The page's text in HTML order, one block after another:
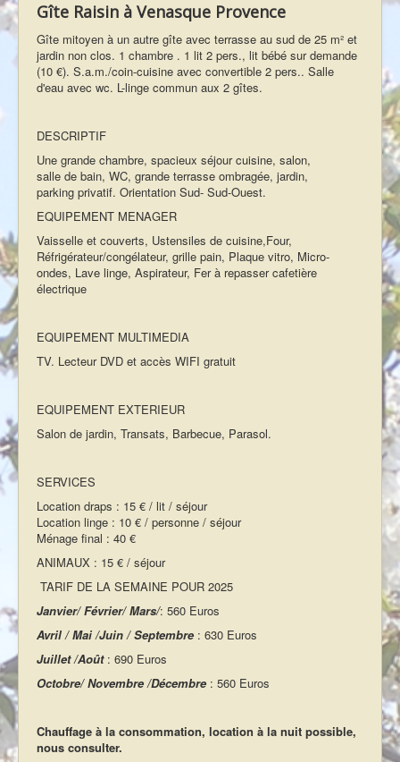
Gîte Raisin à Venasque Provence
Gîte mitoyen à un autre gîte avec terrasse au sud de 25 m² et
jardin non clos. 1 chambre . 1 lit 2 pers., lit bébé sur demande
(10 €). S.a.m./coin-cuisine avec convertible 2 pers.. Salle
d'eau avec wc. L-linge commun aux 2 gîtes.
DESCRIPTIF
Une grande chambre, spacieux séjour cuisine, salon,
salle de bain, WC, grande terrasse ombragée, jardin,
parking privatif. Orientation Sud- Sud-Ouest.
EQUIPEMENT MENAGER
Vaisselle et couverts, Ustensiles de cuisine,Four,
Réfrigérateur/congélateur, grille pain, Plaque vitro, Micro-
ondes, Lave linge, Aspirateur, Fer à repasser cafetière
électrique
EQUIPEMENT MULTIMEDIA
TV. Lecteur DVD et accès WIFI gratuit
EQUIPEMENT EXTERIEUR
Salon de jardin, Transats, Barbecue, Parasol.
SERVICES
Location draps : 15 € / lit / séjour
Location linge : 10 € / personne / séjour
Ménage final : 40 €
ANIMAUX : 15 € / séjour
TARIF DE LA SEMAINE POUR 2025
Janvier/ Février/ Mars/: 560 Euros
Avril / Mai /Juin /Septembre : 630 Euros
Juillet /Août: 690 Euros
Octobre/ Novembre /Décembre : 560 Euros
Chauffage à la consommation, location à la nuit possible,
nous consulter.